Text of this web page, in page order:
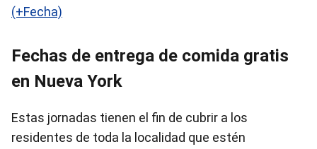
(+Fecha)
Fechas de entrega de comida gratis
en Nueva York
Estas jornadas tienen el fin de cubrir a los
residentes de toda la localidad que estén